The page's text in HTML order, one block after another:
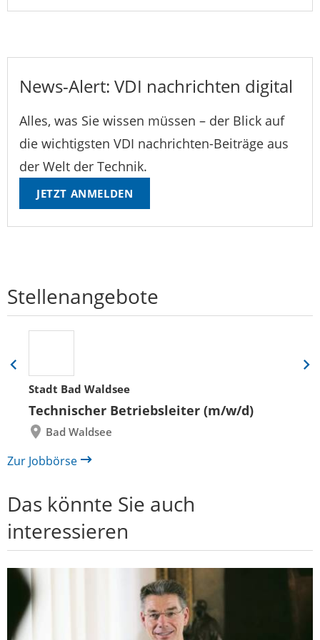
News-Alert: VDI nachrichten digital
Alles, was Sie wissen müssen – der Blick auf
die wichtigsten VDI nachrichten-Beiträge aus
der Welt der Technik.
JETZT ANMELDEN
Stellenangebote
Stadt Bad Waldsee
Technischer Betriebsleiter (m/w/d)
Bad Waldsee
Folie
zurück
Eine
Zur Jobbörse
Das könnte Sie auch
interessieren